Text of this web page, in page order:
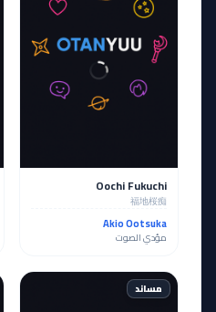
Oochi Fukuchi
福地桜痴
Akio Ootsuka
مؤدي الصوت
مساند